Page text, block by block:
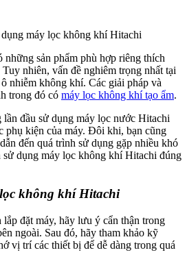
sản phẩm phù hợp riêng thích
nhiên, vấn đề nghiêm trọng nhất tại
nhiễm không khí. Các giải pháp và
trong đó có máy lọc không khí tạo ẩm.
đầu sử dụng máy lọc nước Hitachi
phụ kiện của máy. Đôi khi, bạn cũng
đến quá trình sử dụng gặp nhiều khó
dụng máy lọc không khí Hitachi đúng
không khí Hitachi
đặt máy, hãy lưu ý cẩn thận trong
ngoài. Sau đó, hãy tham khảo kỹ
vị trí các thiết bị để dễ dàng trong quá